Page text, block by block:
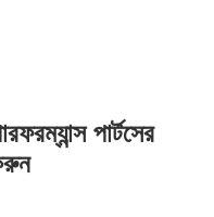
পার্টসের